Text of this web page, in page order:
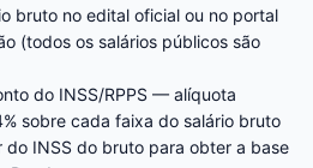
bruto no edital oficial ou no portal
(todos os salários públicos são
do INSS/RPPS — alíquota
sobre cada faixa do salário bruto
do INSS do bruto para obter a base